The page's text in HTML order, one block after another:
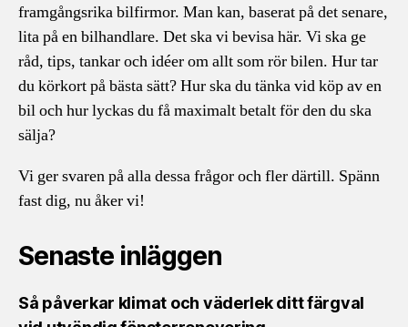
framgångsrika bilfirmor. Man kan, baserat på det senare,
lita på en bilhandlare. Det ska vi bevisa här. Vi ska ge
råd, tips, tankar och idéer om allt som rör bilen. Hur tar
du körkort på bästa sätt? Hur ska du tänka vid köp av en
bil och hur lyckas du få maximalt betalt för den du ska
sälja?
Vi ger svaren på alla dessa frågor och fler därtill. Spänn
fast dig, nu åker vi!
Senaste inläggen
Så påverkar klimat och väderlek ditt färgval